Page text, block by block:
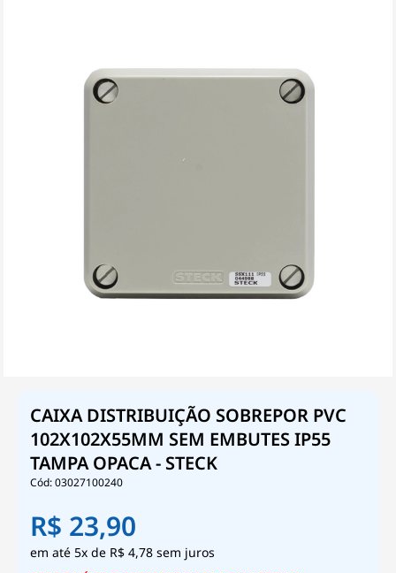
CAIXA DISTRIBUIÇÃO SOBREPOR PVC
102X102X55MM SEM EMBUTES IP55
TAMPA OPACA - STECK
03027100240
R$ 23,90
5xde R$ 4,78 sem juros